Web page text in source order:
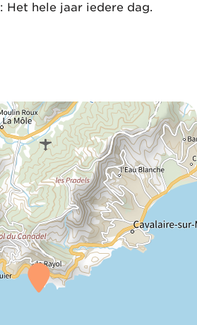
: Het hele jaar iedere dag.